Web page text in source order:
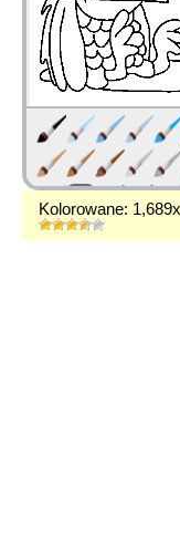
Kolorowane: 1,689x